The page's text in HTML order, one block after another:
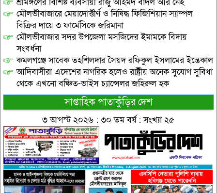
শ্রীমঙ্গলের বিশিষ্ট ব্যবসায়ী রাজু আহমদ বাদল আর নেই
মৌলভীবাজারে মেয়াদোত্তীর্ণ ও নিষিদ্ধ ফিজিশিয়ান স্যাম্পল
বিক্রির দায়ে ৩ ফার্মেসিকে জরিমানা
মৌলভীবাজার সদর উপজেলা মসজিদের ইমামকে বিদায়
সংবর্ধনা
কমলগঞ্জে সাবেক তহশিলদার সৈয়দ রফিকুল ইসলামের ইন্তেকাল
আদিবাসীরা এদেশের নাগরিক হলেও রাষ্ট্রীয় অনেক সুযোগ সুবিধা
থেকে এখনো বঞ্চিত-ভাইস চ্যান্সেলর জহিরুল হক
সাপ্তাহিক পাতাকুঁড়ির দেশ
৩ আগস্ট ২০২৬ : ৩০ তম বর্ষ : সংখ্যা ২৫